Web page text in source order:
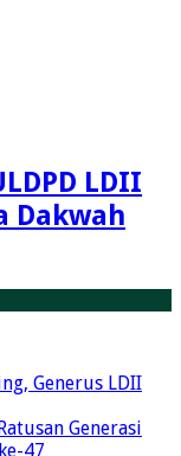
DPD LDII
Dakwah
Generus LDII
Generasi
47